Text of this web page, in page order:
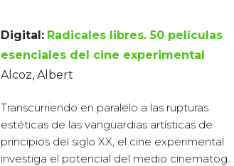
Digital: Radicales libres. 50 películas
esenciales del cine experimental
Alcoz, Albert
Transcurriendo en paralelo a las rupturas
estéticas de las vanguardias artísticas de
principios del siglo XX, el cine experimental
investiga el potencial del medio cinematog...